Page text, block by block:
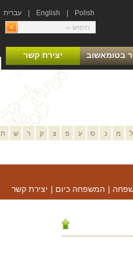
Polish
English עברית
בטומאשוב יצירת קשר
ל מ נ ס ע פ צ ק ר ש ת
| המשפחה כיום | יצירת קשר